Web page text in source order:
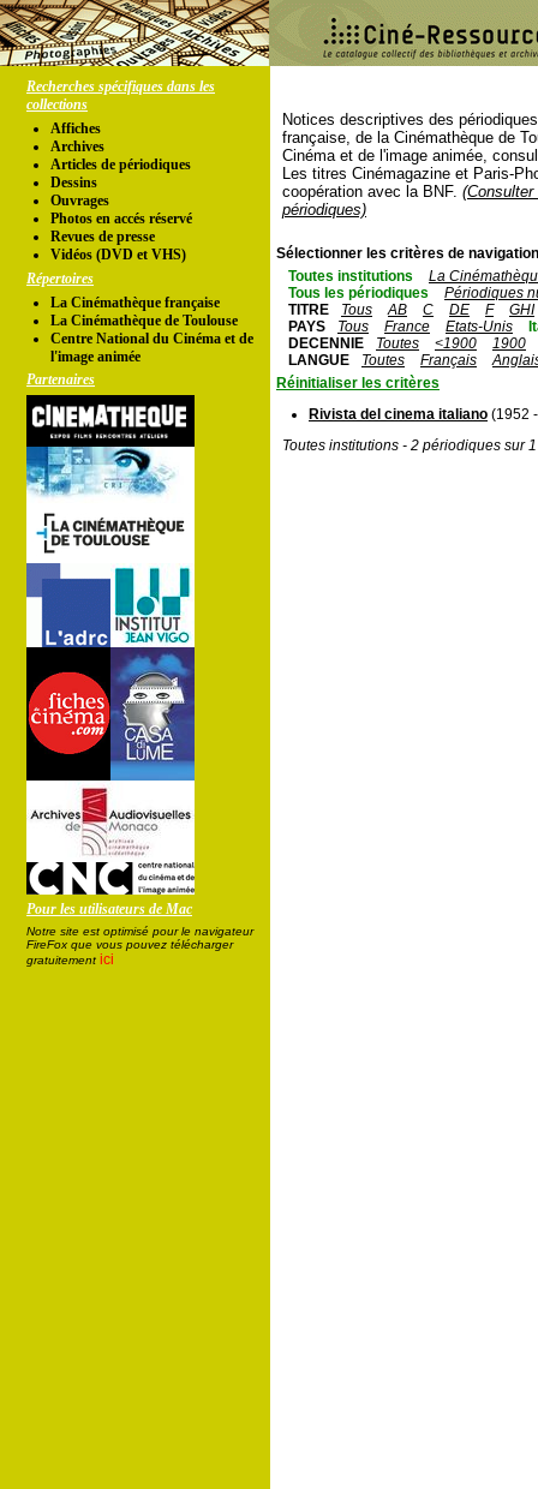
Recherches spécifiques dans les
collections
Affiches
Archives
Articles de périodiques
Dessins
Ouvrages
Photos en accés réservé
Revues de presse
Vidéos (DVD et VHS)
Répertoires
La Cinémathèque française
La Cinémathèque de Toulouse
Centre National du Cinéma et de
l'image animée
Partenaires
Pour les utilisateurs de Mac
Notre site est optimisé pour le navigateur
FireFox que vous pouvez télécharger
gratuitement ici
Notices descriptives des
française, de la Cinémathèque de
Cinéma et de l'image animée,
Les titres Cinémagazine et Paris-
coopération avec la BNF.
périodiques)
Sélectionner les critères de
Toutes institutions
La
Tous les périodiques
Périodiques
TITRE
Tous AB C DE F
GHI
PAYS
Tous France Etats-Unis
DECENNIE
Toutes <1900
1900
LANGUE
Toutes Français
Réinitialiser les critères
Rivista del cinema italiano (1952
Toutes institutions - 2 périodiques sur